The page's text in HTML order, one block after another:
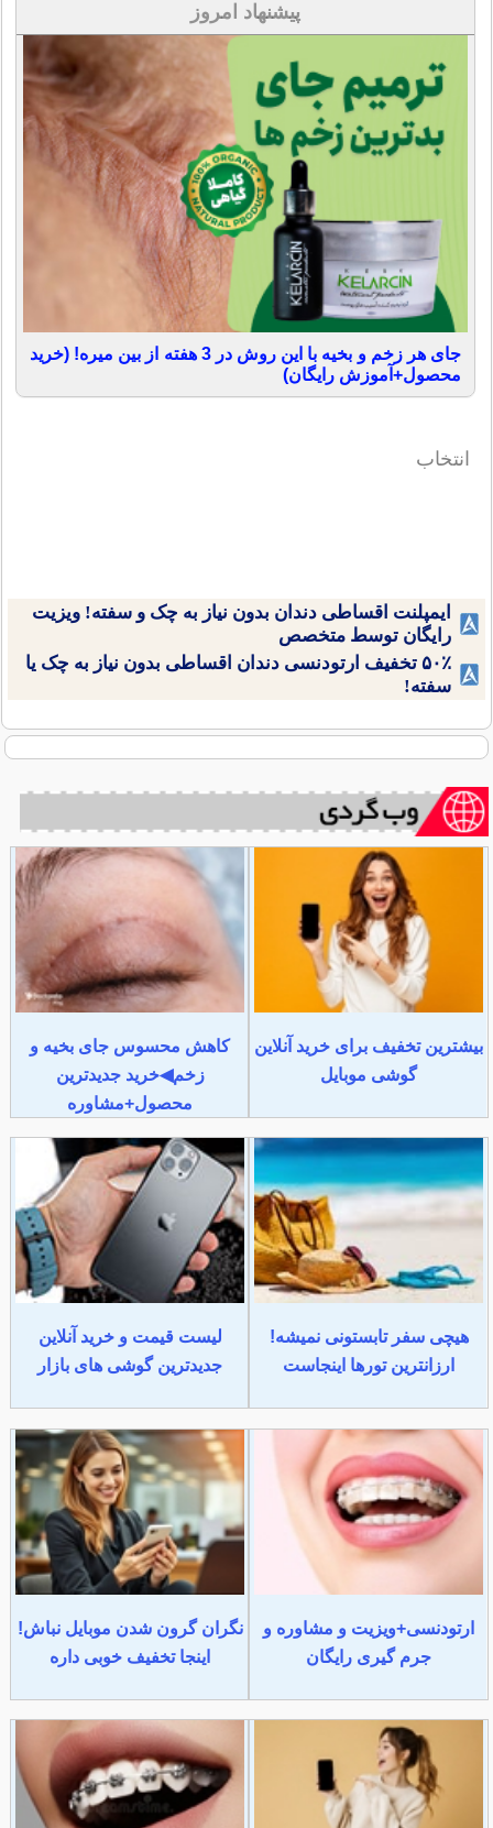
پیشنهاد امروز
جای هر زخم و بخیه با این روش در 3 هفته از بین میره! (خرید
محصول+آموزش رایگان)
انتخاب
ایمپلنت اقساطی دندان بدون نیاز به چک و سفته! ویزیت
رایگان توسط متخصص
۵۰٪ تخفیف ارتودنسی دندان اقساطی بدون نیاز به چک یا
سفته!
بیشترین تخفیف برای خرید آنلاین
گوشی موبایل
کاهش محسوس جای بخیه و
زخم◀خرید جدیدترین
محصول+مشاوره
هیچی سفر تابستونی نمیشه!
ارزانترین تورها اینجاست
لیست قیمت و خرید آنلاین
جدیدترین گوشی های بازار
ارتودنسی+ویزیت و مشاوره و
جرم گیری رایگان
نگران گرون شدن موبایل نباش!
اینجا تخفیف خوبی داره